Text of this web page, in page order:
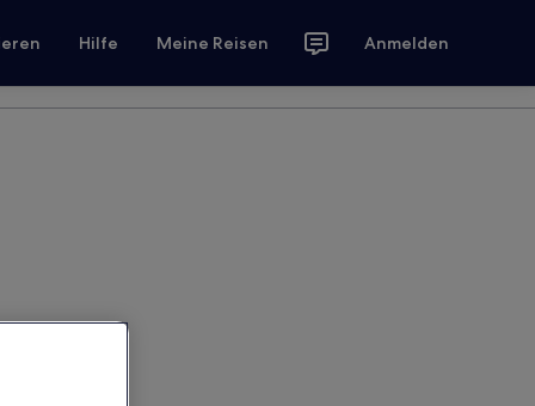
Hilfe Meine Reisen Anmelden